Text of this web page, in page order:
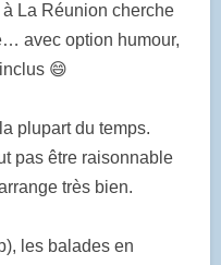
La Réunion cherche
avec option humour,
😄
plupart du temps.
pas être raisonnable
très bien.
les balades en